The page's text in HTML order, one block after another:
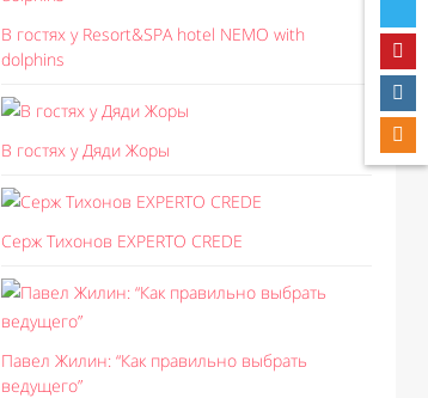
В гостях у Resort&SPA hotel NEMO with
dolphins
В гостях у Дяди Жоры
Серж Тихонов EXPERTO CREDE
Павел Жилин: “Как правильно выбрать
ведущего”